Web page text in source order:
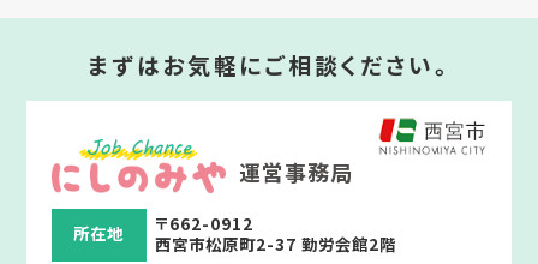
まずはお気軽にご相談ください。
運営事務局
所在地
〒662-0912
西宮市松原町2-37 勤労会館2階